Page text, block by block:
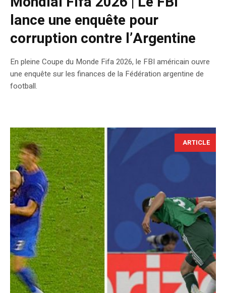
lance une enquête pour
corruption contre l’Argentine
En pleine Coupe du Monde Fifa 2026, le FBI américain ouvre
une enquête sur les finances de la Fédération argentine de
football.
ARTICLE